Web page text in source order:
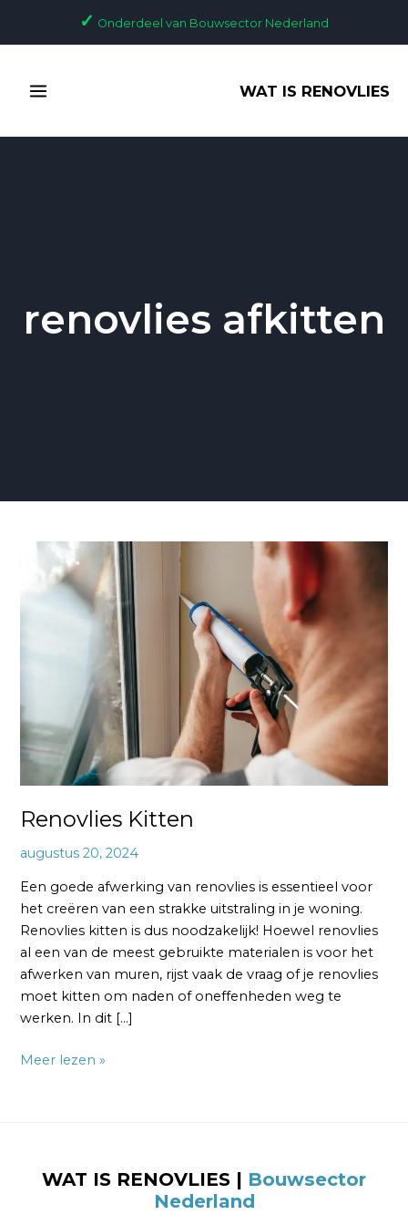
✓ Onderdeel van Bouwsector Nederland
MENU
WAT IS RENOVLIES
renovlies afkitten
Renovlies Kitten
augustus 20, 2024
Een goede afwerking van renovlies is essentieel voor
het creëren van een strakke uitstraling in je woning.
Renovlies kitten is dus noodzakelijk! Hoewel renovlies
al een van de meest gebruikte materialen is voor het
afwerken van muren, rijst vaak de vraag of je renovlies
moet kitten om naden of oneffenheden weg te
werken. In dit […]
Renovlies
Kitten
Meer lezen »
WAT IS RENOVLIES | Bouwsector
Nederland